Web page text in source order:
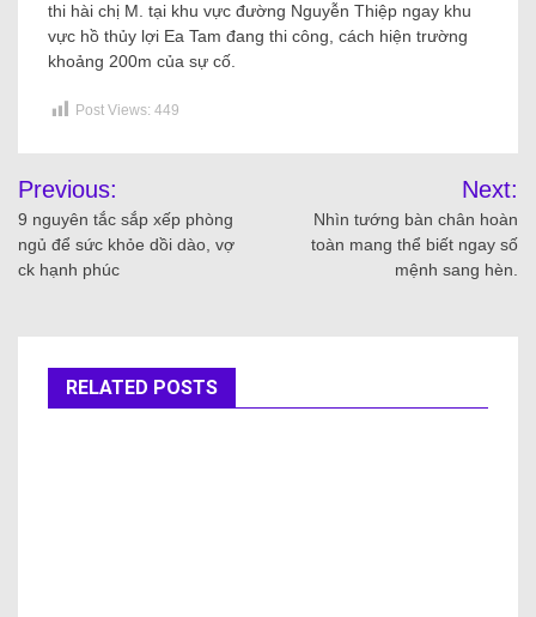
thi hài chị M. tại khu vực đường Nguyễn Thiệp ngay khu
vực hồ thủy lợi Ea Tam đang thi công, cách hiện trường
khoảng 200m của sự cố.
Post Views: 449
Previous:
9 nguyên tắc sắp xếp phòng
ngủ để sức khỏe dồi dào, vợ
ck hạnh phúc
Next:
Nhìn tướng bàn chân hoàn
toàn mang thể biết ngay số
mệnh sang hèn.
RELATED POSTS